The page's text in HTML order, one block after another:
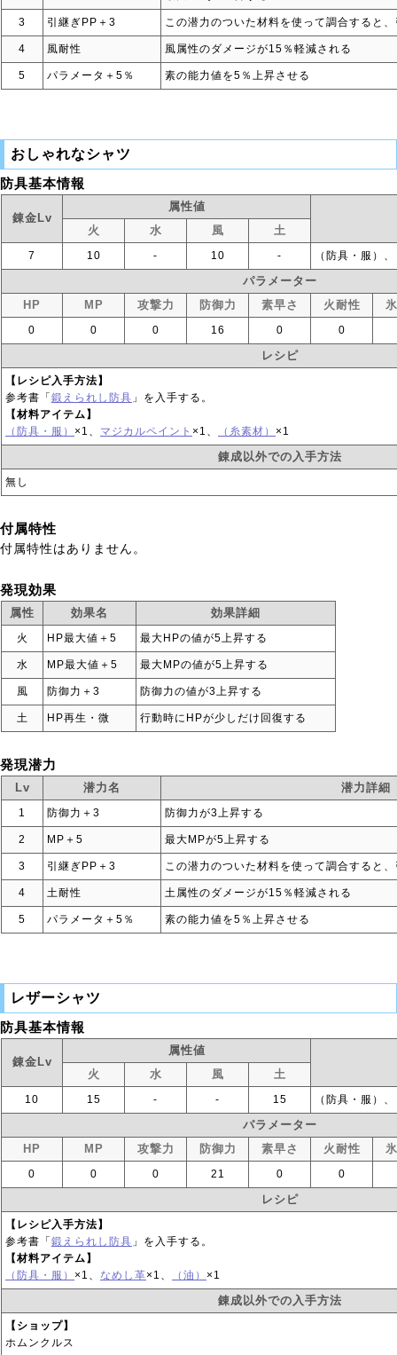
3 引継ぎPP＋3 この潜力のついた材料を使って調合すると
4 風耐性 風属性のダメージが15％軽減される
5 パラメータ＋5％ 素の能力値を5％上昇させる
おしゃれなシャツ
防具基本情報
錬金Lv
属性値
火
水 風 土
7 10 ‐ 10 ‐ （防具・服）
パラメーター
HP
MP 攻撃力 防御力 素早さ 火耐性
0 0 0 16 0 0
レシピ
【レシピ入手方法】
参考書「 鍛えられし防具 」を入手する。
【材料アイテム】
（防具・服） ×1、 マジカルペイント ×1、 （糸素材） ×1
錬成以外での入手方法
無し
付属特性
付属特性はありません。
発現効果
属性 効果名 効果詳細
火 HP最大値＋5 最大HPの値が5上昇する
水 MP最大値＋5 最大MPの値が5上昇する
風 防御力＋3 防御力の値が3上昇する
土 HP再生・微 行動時にHPが少しだけ回復する
発現潜力
Lv 潜力名 潜力詳細
1 防御力＋3 防御力が3上昇する
2 MP＋5 最大MPが5上昇する
3 引継ぎPP＋3 この潜力のついた材料を使って調合すると
4 土耐性 土属性のダメージが15％軽減される
5 パラメータ＋5％ 素の能力値を5％上昇させる
レザーシャツ
防具基本情報
錬金Lv
属性値
火
水 風 土
10 15 ‐ ‐ 15 （防具・服）
パラメーター
HP
MP 攻撃力 防御力 素早さ 火耐性
0 0 0 21 0 0
レシピ
【レシピ入手方法】
参考書「 鍛えられし防具 」を入手する。
【材料アイテム】
（防具・服） ×1、 なめし革×1、 （油） ×1
錬成以外での入手方法
【ショップ】
ホムンクルス